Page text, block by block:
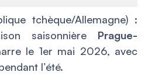
tchèque/Allemagne) :
saisonnière Prague-
le 1er mai 2026, avec
l’été.